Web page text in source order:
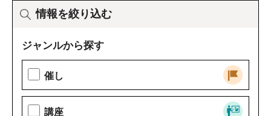
情報を絞り込む
ジャンルから探す
催し
講座